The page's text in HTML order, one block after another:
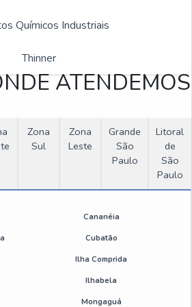
em caldeiras
de efluentes industriais
e vasos de pressão
de água de poço artesiano
de caldeiras
inspeção de caldeiras
Químicos Industriais
Thinner
de bancos de imagens públicas e
ATENDEMOS
Zona
Sul
Zona
Leste
Grande
São
Paulo
Litoral
de
São
Paulo
Cananéia
Cubatão
Ilha Comprida
Ilhabela
Mongaguá